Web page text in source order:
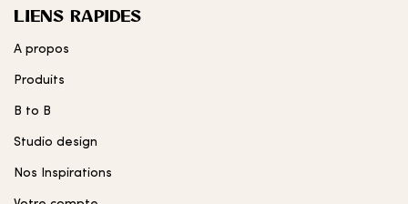
LIENS RAPIDES
A propos
Produits
B to B
Studio design
Nos Inspirations